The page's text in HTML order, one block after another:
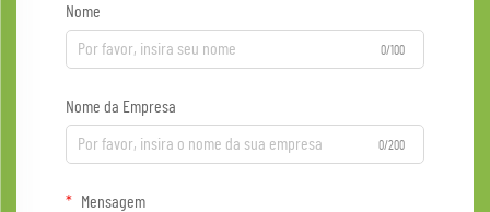
Nome
0/100
Nome da Empresa
0/200
Mensagem